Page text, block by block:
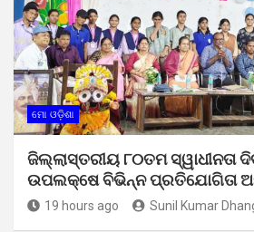
ମୋ ଓଡ଼ିଶା
ଜିଲ୍ଲାସ୍ତରୀୟ ୮୦ତମ ସ୍ୱାଧୀନତା
ଉପଲକ୍ଷେ ବିଭିନ୍ନ ପ୍ରତିଯୋଗିତା
19 hours ago Sunil Kumar